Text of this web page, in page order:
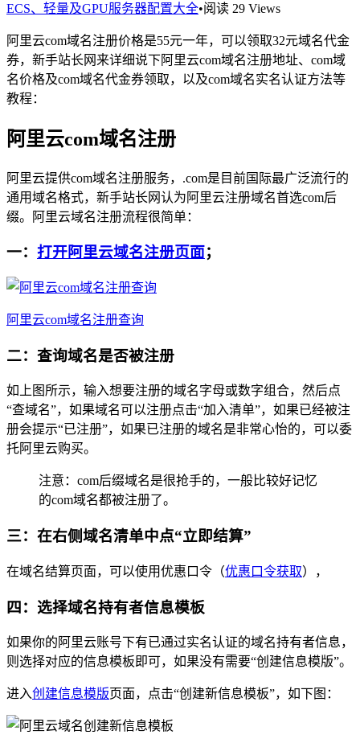
ECS、轻量及GPU服务器配置大全•阅读 29 Views
阿里云com域名注册价格是55元一年，可以领取32元域名代金
券，新手站长网来详细说下阿里云com域名注册地址、com域
名价格及com域名代金券领取，以及com域名实名认证方法等
教程：
阿里云com域名注册
阿里云提供com域名注册服务，.com是目前国际最广泛流行的
通用域名格式，新手站长网认为阿里云注册域名首选com后
缀。阿里云域名注册流程很简单：
一： 打开阿里云域名注册页面；
阿里云com域名注册查询
二：查询域名是否被注册
如上图所示，输入想要注册的域名字母或数字组合，然后点
“查域名”，如果域名可以注册点击“加入清单”，如果已经被注
册会提示“已注册”，如果已注册的域名是非常心怡的，可以委
托阿里云购买。
注意：com后缀域名是很抢手的，一般比较好记忆
的com域名都被注册了。
三：在右侧域名清单中点“立即结算”
在域名结算页面，可以使用优惠口令（优惠口令获取），
四：选择域名持有者信息模板
如果你的阿里云账号下有已通过实名认证的域名持有者信息，
则选择对应的信息模板即可，如果没有需要“创建信息模版”。
进入创建信息模版页面，点击“创建新信息模板”，如下图：